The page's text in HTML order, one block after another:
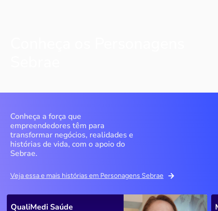
Conheça a força que
empreendedores têm para
transformar negócios, realidades e
histórias de vida, com o apoio do
Sebrae.
Veja essa e mais histórias em Personagens Sebrae
QualiMedi Saúde